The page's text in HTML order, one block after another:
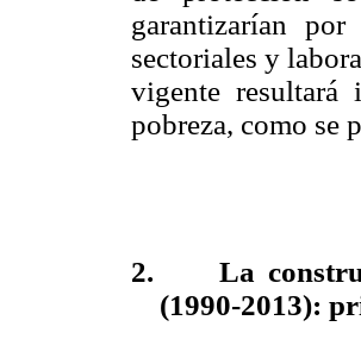
garantizarían
sectoriales y
vigente resultará
pobreza, como se
2.
La
(1990-2013):